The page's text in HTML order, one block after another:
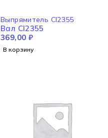
Выпрямитель CI2355
Вал CI2355
369,00 ₽
В корзину